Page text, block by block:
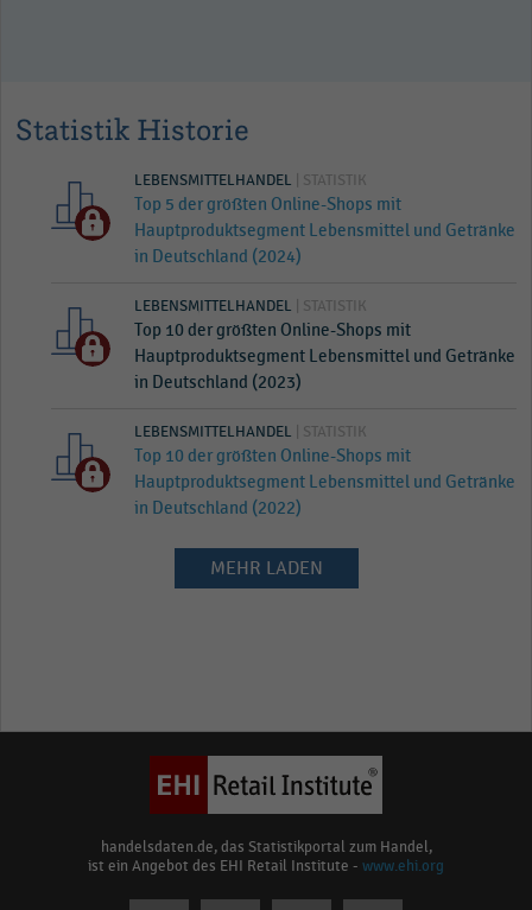
Statistik Historie
LEBENSMITTELHANDEL | STATISTIK
Top 5 der größten Online-Shops mit
Hauptproduktsegment Lebensmittel und Getränke
in Deutschland (2024)
LEBENSMITTELHANDEL | STATISTIK
Top 10 der größten Online-Shops mit
Hauptproduktsegment Lebensmittel und Getränke
in Deutschland (2023)
LEBENSMITTELHANDEL | STATISTIK
Top 10 der größten Online-Shops mit
Hauptproduktsegment Lebensmittel und Getränke
in Deutschland (2022)
MEHR LADEN
handelsdaten.de, das Statistikportal zum Handel,
ist ein Angebot des EHI Retail Institute - www.ehi.org